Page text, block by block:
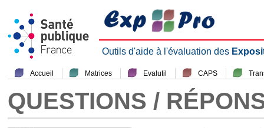
Outils d'aide à l'évaluation des
Accueil Matrices Evalutil CAPS
QUESTIONS /